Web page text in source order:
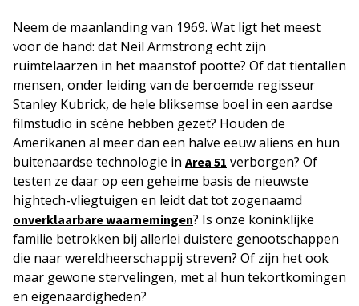
Neem de maanlanding van 1969. Wat ligt het meest
voor de hand: dat Neil Armstrong echt zijn
ruimtelaarzen in het maanstof pootte? Of dat tientallen
mensen, onder leiding van de beroemde regisseur
Stanley Kubrick, de hele bliksemse boel in een aardse
filmstudio in scène hebben gezet? Houden de
Amerikanen al meer dan een halve eeuw aliens en hun
buitenaardse technologie in Area 51 verborgen? Of
testen ze daar op een geheime basis de nieuwste
hightech-vliegtuigen en leidt dat tot zogenaamd
onverklaarbare waarnemingen? Is onze koninklijke
familie betrokken bij allerlei duistere genootschappen
die naar wereldheerschappij streven? Of zijn het ook
maar gewone stervelingen, met al hun tekortkomingen
en eigenaardigheden?